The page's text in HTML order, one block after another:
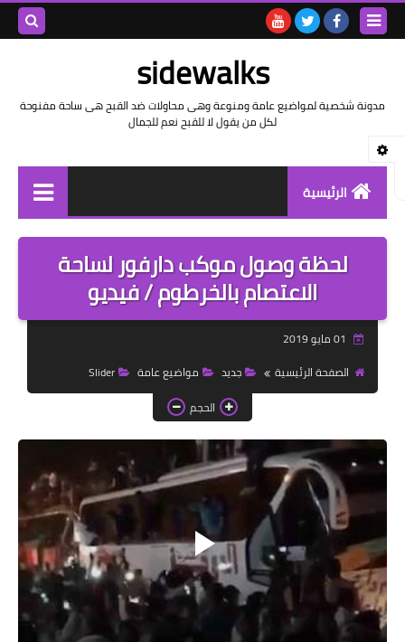
sidewalks
مدونة شخصية لمواضيع عامة ومنوعة وهى محاولات ضد القبح هى ساحة مفنوحة
لكل من يقول لا للقبح نعم للجمال
الرئيسية
توثيق وتاريخ
بيانات
تقارير
خواطر بالفصحى
خواطر قصصية
صور
علوم وبحوث
فيديو
مجرد راى
منوعات
لحظة وصول موكب دارفور لساحة
الاعتصام بالخرطوم / فيديو
الصفحة الرئيسية
جديد مواضيع عامة
Slider
الحجم